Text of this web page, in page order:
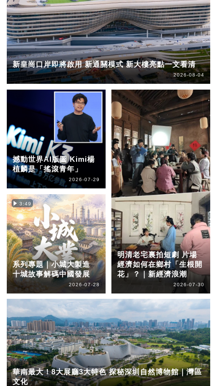
新皇崗口岸即將啟用 新通關模式 新大樓亮點一文看清
2026-08-04
撼動世界AI版圖 Kimi楊
植麟是「搖滾青年」
2026-07-29
3:49
系列專題｜小城大製造
十城故事解碼中國發展
2026-07-28
明清老宅裏拍短劇 片場
經濟如何在鄉村「生根開
花」？｜新經濟浪潮
2026-07-30
華南最大！8大展廳3大特色 探秘深圳自然博物館｜灣區
文化